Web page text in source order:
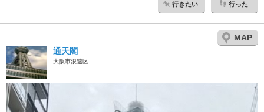
行きたい 行った
MAP
通天閣
大阪市浪速区